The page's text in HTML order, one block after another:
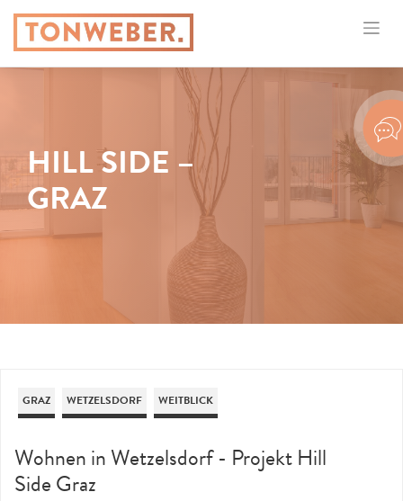
HILL SIDE –
GRAZ
GRAZ WETZELSDORF WEITBLICK
Wohnen in Wetzelsdorf - Projekt Hill
Side Graz